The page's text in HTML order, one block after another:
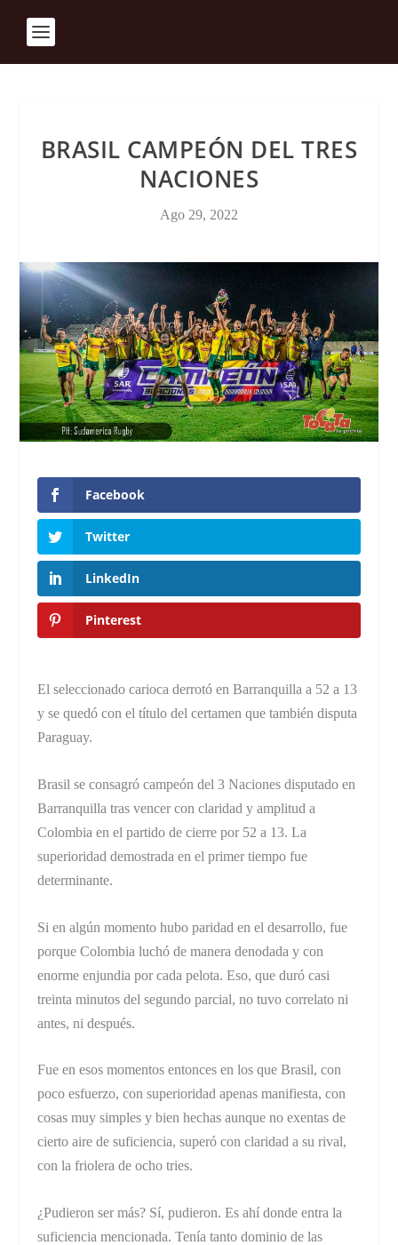
BRASIL CAMPEÓN DEL TRES
NACIONES
Ago 29, 2022
Facebook
Twitter
LinkedIn
Pinterest
El seleccionado carioca derrotó en Barranquilla a 52 a 13
y se quedó con el título del certamen que también disputa
Paraguay.
Brasil se consagró campeón del 3 Naciones disputado en
Barranquilla tras vencer con claridad y amplitud a
Colombia en el partido de cierre por 52 a 13. La
superioridad demostrada en el primer tiempo fue
determinante.
Si en algún momento hubo paridad en el desarrollo, fue
porque Colombia luchó de manera denodada y con
enorme enjundia por cada pelota. Eso, que duró casi
treinta minutos del segundo parcial, no tuvo correlato ni
antes, ni después.
Fue en esos momentos entonces en los que Brasil, con
poco esfuerzo, con superioridad apenas manifiesta, con
cosas muy simples y bien hechas aunque no exentas de
cierto aire de suficiencia, superó con claridad a su rival,
con la friolera de ocho tries.
¿Pudieron ser más? Sí, pudieron. Es ahí donde entra la
suficiencia mencionada. Tenía tanto dominio de las